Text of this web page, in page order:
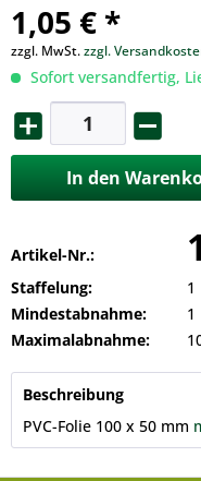
1,05 € *
zzgl. MwSt.zzgl.
Sofort versandfertig,
In den
Artikel-Nr.:
Staffelung:
1
Mindestabnahme:
1
Maximalabnahme:
Beschreibung
PVC-Folie 100 x 50 mm